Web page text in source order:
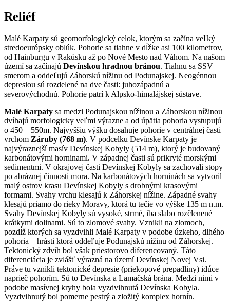
Reliéf
Malé Karpaty sú geomorfologický celok, ktorým sa začína veľký
stredoeurópsky oblúk. Pohorie sa tiahne v dĺžke asi 100 kilometrov,
od Hainburgu v Rakúsku až po Nové Mesto nad Váhom. Na našom
území sa začínajú Devínskou hradnou bránou. Tiahnu sa SSV
smerom a oddeľujú Záhorskú nížinu od Podunajskej. Neogénnou
depresiou sú rozdelené na dve časti: juhozápadnú a
severovýchodnú. Pohorie patrí k Alpsko-himalájskej sústave.
Malé Karpaty sa medzi Podunajskou nížinou a Záhorskou nížinou
dvíhajú morfologicky veľmi výrazne a od úpätia pohoria vystupujú
o 450 – 550m. Najvyššiu výšku dosahuje pohorie v centrálnej časti
vrchom Záruby (768 m). V podcelku Devínske Karpaty je
najvýraznejší masív Devínskej Kobyly (514 m), ktorý je budovaný
karbonátovými horninami. V západnej časti sú prikryté morskými
sedimentmi. V okrajovej časti Devínskej Kobyly sa zachovali stopy
po abráznej činnosti mora. Na karbonátových horninách sa vytvoril
malý ostrov krasu Devínskej Kobyly s drobnými krasovými
formami. Svahy vrchu klesajú k Záhorskej nížine. Západné svahy
klesajú priamo do rieky Moravy, ktorá tu tečie vo výške 135 m n.m.
Svahy Devínskej Kobyly sú vysoké, strmé, iba slabo rozčlenené
krátkymi dolinami. Sú to zlomové svahy. Vznikli na zlomoch,
pozdĺž ktorých sa vyzdvihli Malé Karpaty v podobe úzkeho, dlhého
pohoria – hrásti ktorá oddeľuje Podunajskú nížinu od Záhorskej.
Tektonický zdvih bol však priestorovo diferencovaný. Táto
diferenciácia je zvlášť výrazná na území Devínskej Novej Vsi.
Práve tu vznikli tektonické depresie (priekopové prepadliny) idúce
naprieč pohorím. Sú to Devínska a Lamačská brána. Medzi nimi v
podobe masívnej kryhy bola vyzdvihnutá Devínska Kobyla.
Vyzdvihnutý bol pomerne pestrý a zložitý komplex hornín.